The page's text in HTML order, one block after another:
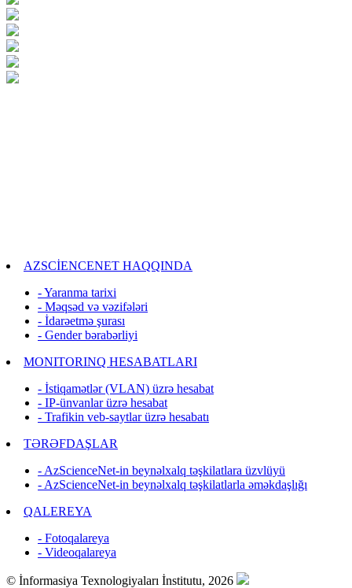
AZSCİENCENET HAQQINDA
- Yaranma tarixi
- Məqsəd və vəzifələri
- İdarəetmə şurası
- Gender bərabərliyi
MONITORINQ HESABATLARI
- İstiqamətlər (VLAN) üzrə hesabat
- IP-ünvanlar üzrə hesabat
- Trafikin veb-saytlar üzrə hesabatı
TƏRƏFDAŞLAR
- AzScienceNet-in beynəlxalq təşkilatlara üzvlüyü
- AzScienceNet-in beynəlxalq təşkilatlarla əməkdaşlığı
QALEREYA
- Fotoqalareya
- Videoqalareya
© İnformasiya Texnologiyaları İnstitutu, 2026